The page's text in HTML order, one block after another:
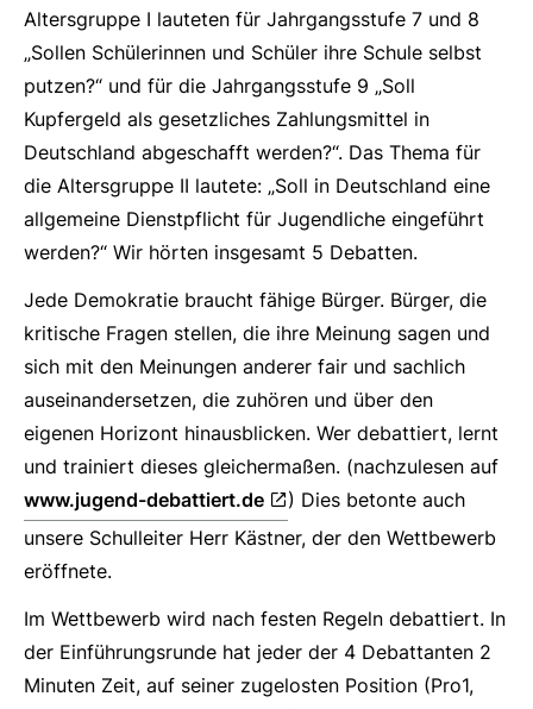
Altersgruppe I lauteten für Jahrgangsstufe 7 und 8
„Sollen Schülerinnen und Schüler ihre Schule selbst
putzen?“ und für die Jahrgangsstufe 9 „Soll
Kupfergeld als gesetzliches Zahlungsmittel in
Deutschland abgeschafft werden?“. Das Thema für
die Altersgruppe II lautete: „Soll in Deutschland eine
allgemeine Dienstpflicht für Jugendliche eingeführt
werden?“ Wir hörten insgesamt 5 Debatten.
Jede Demokratie braucht fähige Bürger. Bürger, die
kritische Fragen stellen, die ihre Meinung sagen und
sich mit den Meinungen anderer fair und sachlich
auseinandersetzen, die zuhören und über den
eigenen Horizont hinausblicken. Wer debattiert, lernt
und trainiert dieses gleichermaßen. (nachzulesen auf
www.jugend-debattiert.de
) Dies betonte auch
unsere Schulleiter Herr Kästner, der den Wettbewerb
eröffnete.
Im Wettbewerb wird nach festen Regeln debattiert. In
der Einführungsrunde hat jeder der 4 Debattanten 2
Minuten Zeit, auf seiner zugelosten Position (Pro1,